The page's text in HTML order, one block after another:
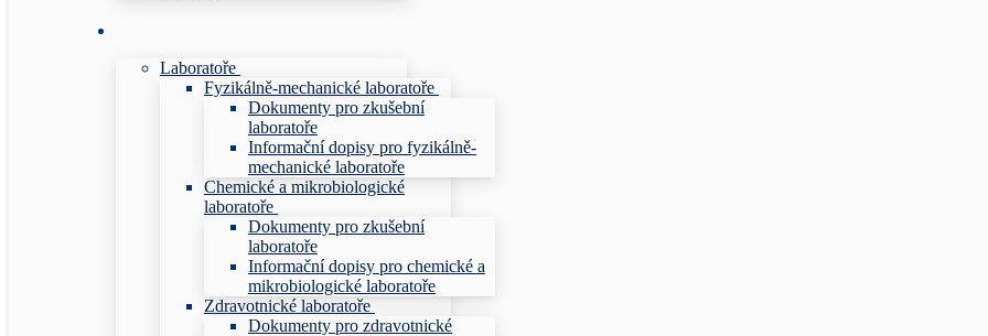
Laboratoře
Fyzikálně-mechanické laboratoře
Dokumenty pro zkušební
laboratoře
Informační dopisy pro fyzikálně-
mechanické laboratoře
Chemické a mikrobiologické
laboratoře
Dokumenty pro zkušební
laboratoře
Informační dopisy pro chemické a
mikrobiologické laboratoře
Zdravotnické laboratoře
Dokumenty pro zdravotnické